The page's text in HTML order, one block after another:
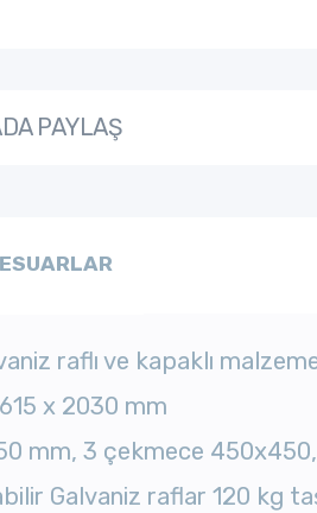
PAYLAŞ
raflı ve kapaklı
x 2030 mm
mm, 3 çekmece
Galvaniz raflar 120 kg